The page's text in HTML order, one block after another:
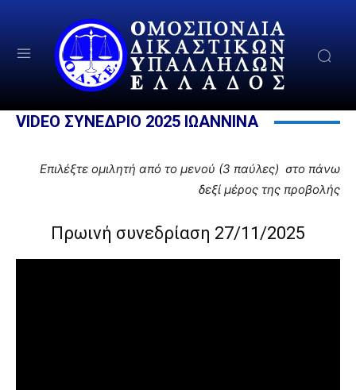
VIDEO ΣΥΝΕΔΡΙΟ 2025 ΙΩΑΝΝΙΝΑ
Επιλέξτε ομιλητή από το μενού (3 παύλες) στο πάνω
δεξί μέρος της προβολής
Πρωινή συνεδρίαση 27/11/2025